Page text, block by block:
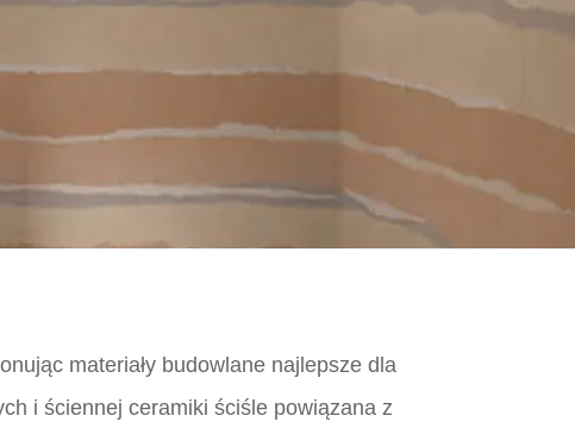
materiały budowlane najlepsze dla
i ściennej ceramiki ściśle powiązana z